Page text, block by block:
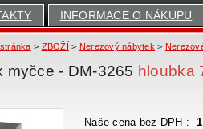
INFORMACE O NÁKUPU
> ZBOŽÍ > Nerezový nábytek >
myčce - DM-3265 hloubka
Naše cena bez DPH :